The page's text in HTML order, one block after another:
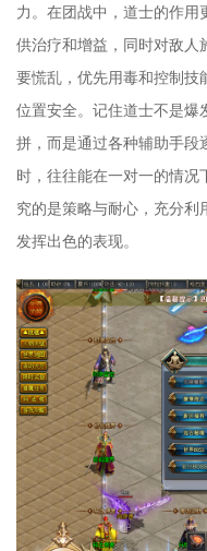
力。在团战中，道士的作用
供治疗和增益，同时对敌人
要慌乱，优先用毒和控制技
位置安全。记住道士不是爆
拼，而是通过各种辅助手段
时，往往能在一对一的情况
究的是策略与耐心，充分利
发挥出色的表现。